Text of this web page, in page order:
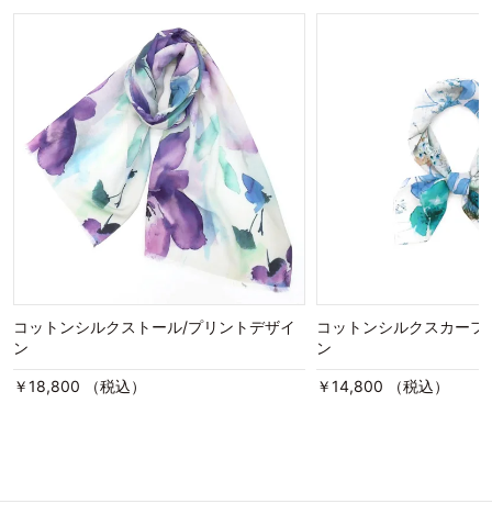
大満足しています。
ありがとうございました。
コットンシルクストール/プリントデザイ
ン
￥18,800 （税込）
コットンシルクスカー
ン
￥14,800 （税込）